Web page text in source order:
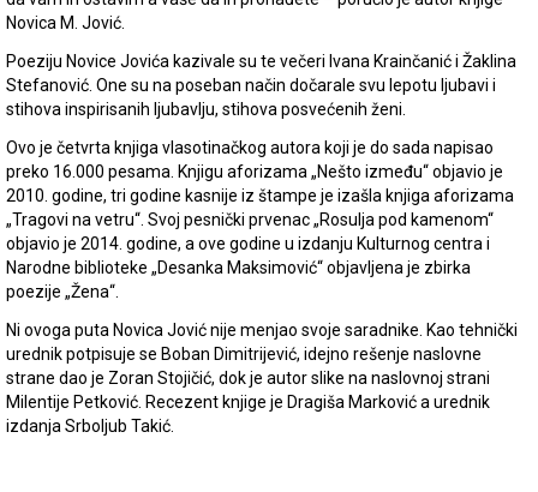
Novica M. Jović.
Poeziju Novice Jovića kazivale su te večeri Ivana Krainčanić i Žaklina
Stefanović. One su na poseban način dočarale svu lepotu ljubavi i
stihova inspirisanih ljubavlju, stihova posvećenih ženi.
Ovo je četvrta knjiga vlasotinačkog autora koji je do sada napisao
preko 16.000 pesama. Knjigu aforizama „Nešto između“ objavio je
2010. godine, tri godine kasnije iz štampe je izašla knjiga aforizama
„Tragovi na vetru“. Svoj pesnički prvenac „Rosulja pod kamenom“
objavio je 2014. godine, a ove godine u izdanju Kulturnog centra i
Narodne biblioteke „Desanka Maksimović“ objavljena je zbirka
poezije „Žena“.
Ni ovoga puta Novica Jović nije menjao svoje saradnike. Kao tehnički
urednik potpisuje se Boban Dimitrijević, idejno rešenje naslovne
strane dao je Zoran Stojičić, dok je autor slike na naslovnoj strani
Milentije Petković. Recezent knjige je Dragiša Marković a urednik
izdanja Srboljub Takić.